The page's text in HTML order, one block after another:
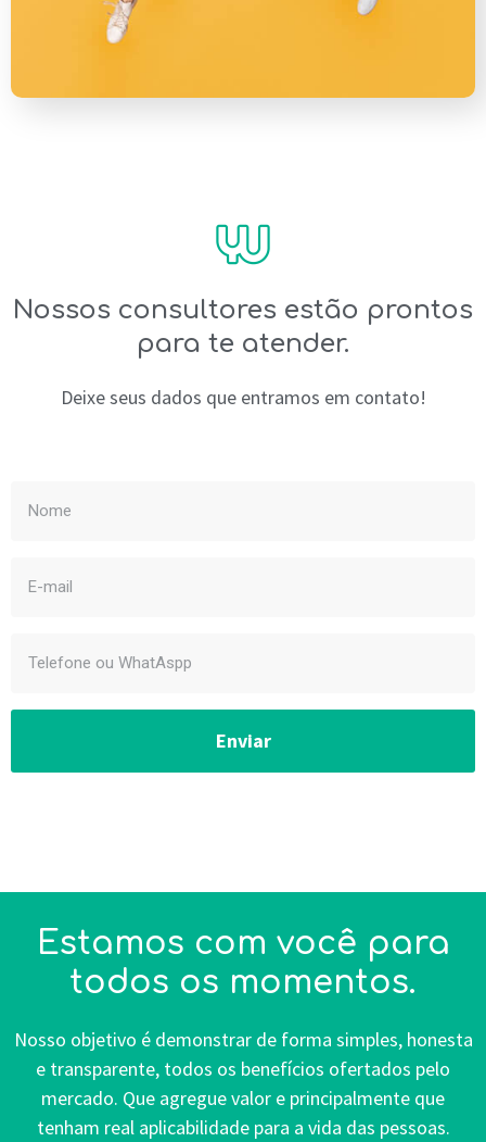
Nossos consultores estão prontos
para te atender.
Deixe seus dados que entramos em contato!
Enviar
Estamos com você para
todos os momentos.
Nosso objetivo é demonstrar de forma simples, honesta
e transparente, todos os benefícios ofertados pelo
mercado. Que agregue valor e principalmente que
tenham real aplicabilidade para a vida das pessoas.